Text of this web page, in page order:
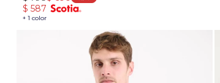
+ 1 color
$ 587